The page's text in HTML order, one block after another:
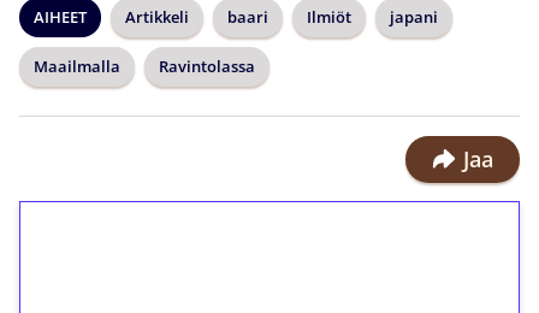
AIHEET Artikkeli baari Ilmiöt japani
Maailmalla Ravintolassa
Jaa